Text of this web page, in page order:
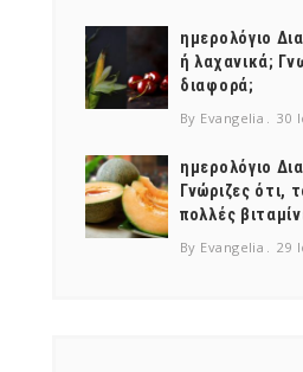
ημερολόγιο
ή λαχανικά;
διαφορά;
By Evangelia 30
ημερολόγιο
Γνώριζες ότι,
πολλές
By Evangelia 29
yyour